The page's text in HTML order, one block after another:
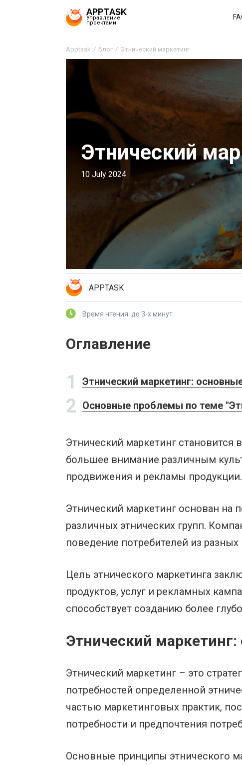
APPTASK
Управление
проектами
Apptask Блог Этнический маркетинг
Этнический
10 July 2024
APPTASK
Время чтения: до 3-х минут
Оглавление
1 Этнический маркетинг:
2 Основные проблемы по теме
Этнический маркетинг
большее внимание различным
продвижения и рекламы продукции.
Этнический маркетинг основан на
различных этнических групп.
поведение потребителей из
Цель этнического маркетинга
продуктов, услуг и рекламных
способствует созданию более
Этнический
Этнический маркетинг – это
потребностей определенной
частью маркетинговых практик,
потребности и предпочтения
Основные принципы этнического